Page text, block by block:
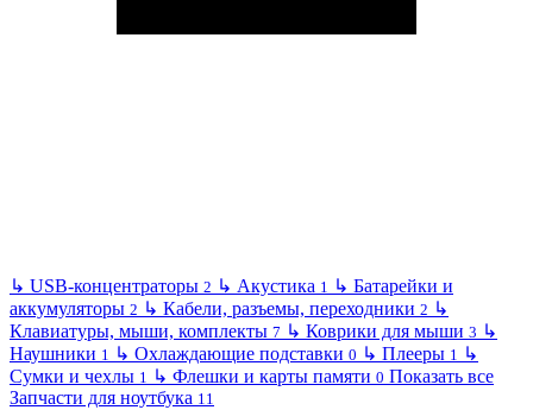
↳ USB-концентраторы 2 ↳ Акустика 1 ↳ Батарейки и
аккумуляторы 2 ↳ Кабели, разъемы, переходники 2 ↳
Клавиатуры, мыши, комплекты 7 ↳ Коврики для мыши 3 ↳
Наушники 1 ↳ Охлаждающие подставки 0 ↳ Плееры 1 ↳
Сумки и чехлы 1 ↳ Флешки и карты памяти 0 Показать все
Запчасти для ноутбука 11